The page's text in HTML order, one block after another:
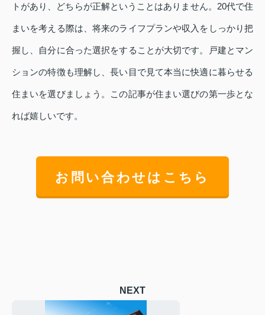
トがあり、どちらが正解ということはありません。20代で住
まいを考える際は、将来のライフプランや収入をしっかり把
握し、自分に合った選択をすることが大切です。戸建とマン
ションの特徴も理解し、長い目で見て本当に快適に暮らせる
住まいを選びましょう。この記事が住まい選びの第一歩とな
れば嬉しいです。
お問い合わせはこちら
NEXT